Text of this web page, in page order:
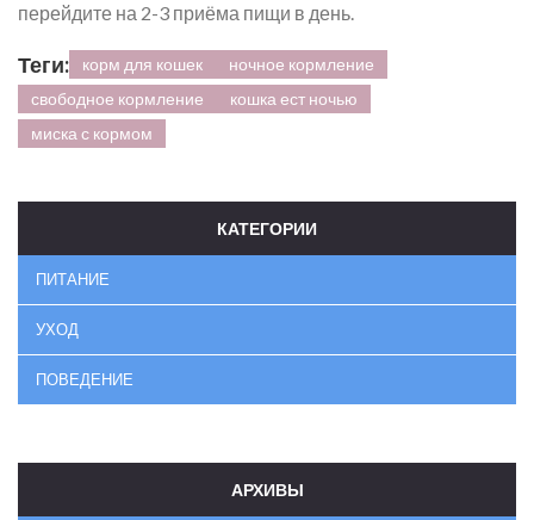
перейдите на 2-3 приёма пищи в день.
Теги: корм для кошек
ночное кормление
свободное кормление
кошка ест ночью
миска с кормом
КАТЕГОРИИ
ПИТАНИЕ
УХОД
ПОВЕДЕНИЕ
АРХИВЫ